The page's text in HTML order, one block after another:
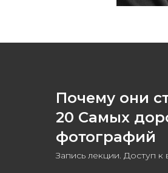
Почему они
20 Самых
фотографий
Запись лекции. Доступ к